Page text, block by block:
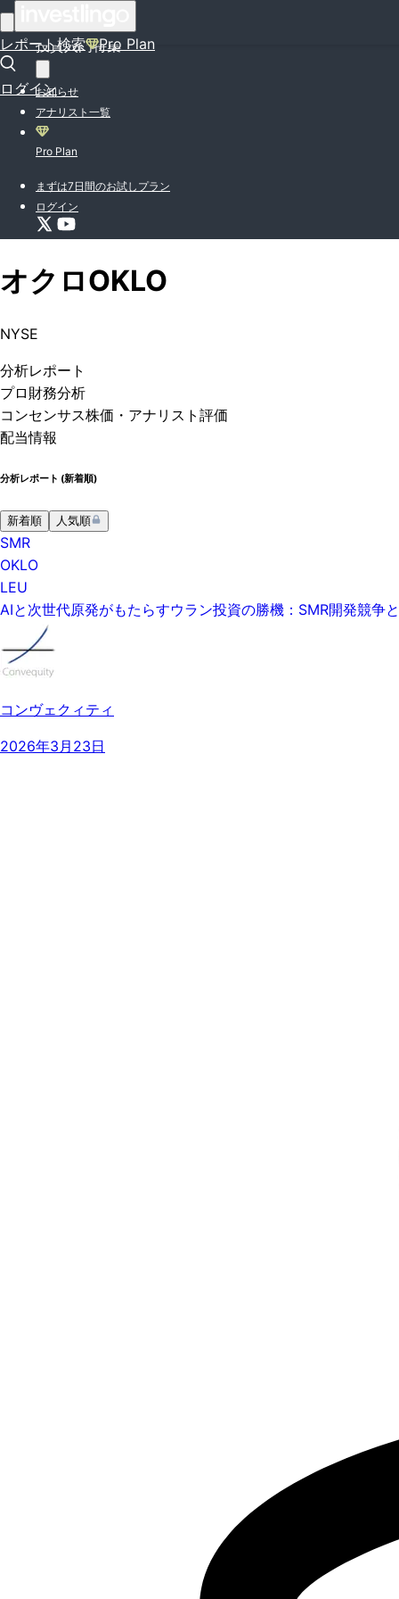
レポート検索 Pro Plan
ログイン
投資入門特集
お知らせ
アナリスト一覧
Pro Plan
まずは7日間のお試しプラン
ログイン
オクロOKLO
NYSE
分析レポート
プロ 財務分析
コンセンサス株価 ・アナリスト評価
配当情報
分析レポート (新着順)
新着順 人気順
SMR
OKLO
LEU
AIと次世代原発がもたらすウラン投資の勝機：SMR開発競争
コンヴェクィティ
2026年3月23日